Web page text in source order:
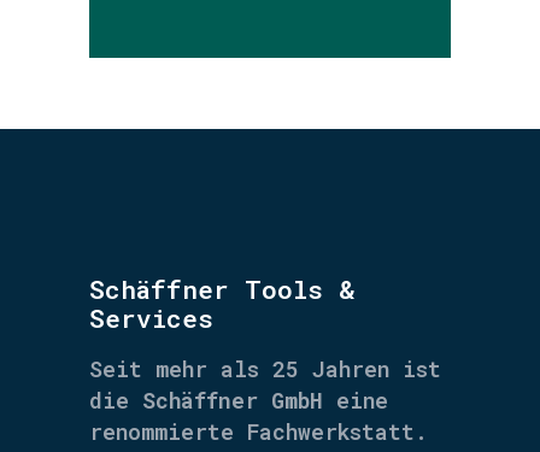
Schäffner Tools &
Services
Seit mehr als 25 Jahren ist
die Schäffner GmbH eine
renommierte Fachwerkstatt.